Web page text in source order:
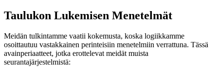
Taulukon Lukemisen Menetelmät
Meidän tulkintamme vaatii kokemusta, koska logiikkamme
osoittautuu vastakkainen perinteisiin menetelmiin verrattuna. Tässä
avainperiaatteet, jotka erottelevat meidät muista
seurantajärjestelmistä: